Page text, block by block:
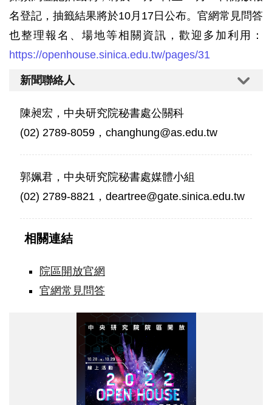
名登記，抽籤結果將於10月17日公布。官網常見問答
也整理報名、場地等相關資訊，歡迎多加利用：
https://openhouse.sinica.edu.tw/pages/31
新聞聯絡人
陳昶宏，中央研究院秘書處公關科
(02) 2789-8059，changhung@as.edu.tw
郭姵君，中央研究院秘書處媒體小組
(02) 2789-8821，deartree@gate.sinica.edu.tw
相關連結
院區開放官網
官網常見問答